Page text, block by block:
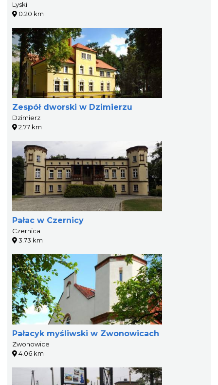
Lyski
0.20 km
Zespół dworski w Dzimierzu
Dzimierz
2.77 km
Pałac w Czernicy
Czernica
3.73 km
Pałacyk myśliwski w Zwonowicach
Zwonowice
4.06 km